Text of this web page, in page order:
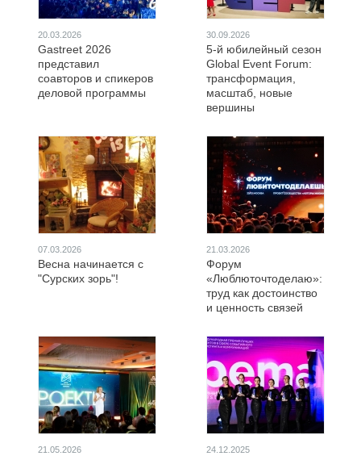
20.03.2026
Gastreet 2026
представил
соавторов и спикеров
деловой программы
30.09.2026
5-й юбилейный сезон
Global Event Forum:
трансформация,
масштаб, новые
вершины
07.03.2026
Весна начинается с
"Сурских зорь"!
21.03.2026
Форум
«Люблюточтоделаю»:
труд как достоинство
и ценность связей
21.05.2026 24.12.2025